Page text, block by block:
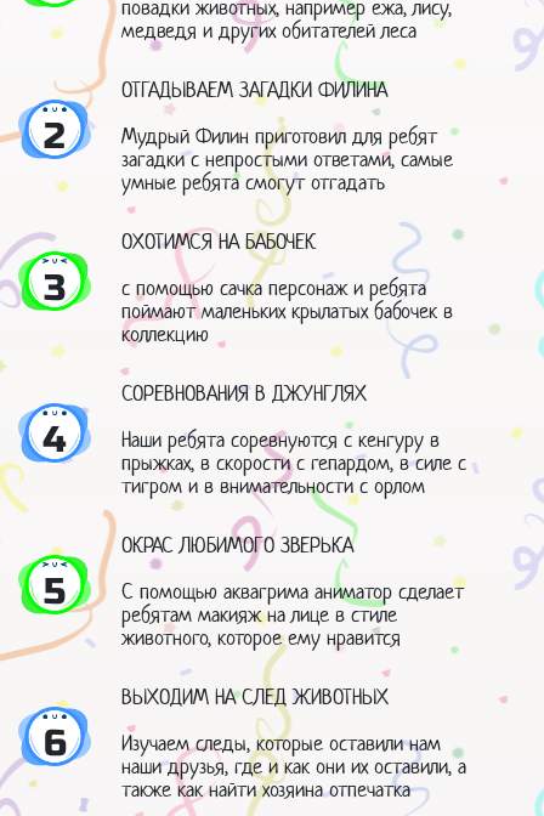
повадки животных, например ежа, лису,
медведя и других обитателей леса
2
ОТГАДЫВАЕМ ЗАГАДКИ ФИЛИНА
Мудрый Филин приготовил для ребят
загадки с непростыми ответами, самые
умные ребята смогут отгадать
3
ОХОТИМСЯ НА БАБОЧЕК
с помощью сачка персонаж и ребята
поймают маленьких крылатых бабочек в
коллекцию
4
СОРЕВНОВАНИЯ В ДЖУНГЛЯХ
Наши ребята соревнуются с кенгуру в
прыжках, в скорости с гепардом, в силе с
тигром и в внимательности с орлом
5
ОКРАС ЛЮБИМОГО ЗВЕРЬКА
С помощью аквагрима аниматор сделает
ребятам макияж на лице в стиле
животного, которое ему нравится
6
ВЫХОДИМ НА СЛЕД ЖИВОТНЫХ
Изучаем следы, которые оставили нам
наши друзья, где и как они их оставили, а
также как найти хозяина отпечатка